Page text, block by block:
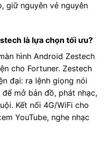
giữ nguyên vẻ nguyên
là lựa chọn tối ưu?
hình Android Zestech
cho Fortuner. Zestech
đại: ra lệnh giọng nói
mở bản đồ, phát nhạc,
Kết nối 4G/WiFi cho
YouTube, nghe nhạc